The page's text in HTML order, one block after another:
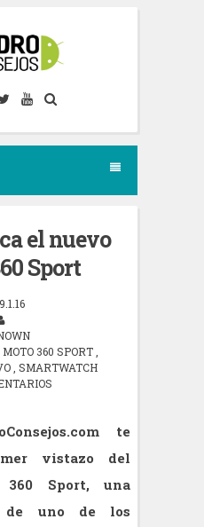
el nuevo
Sport
9.1.16
MOTO 360 SPORT
SMARTWATCH
te
vistazo del
360 Sport, una
de uno de los